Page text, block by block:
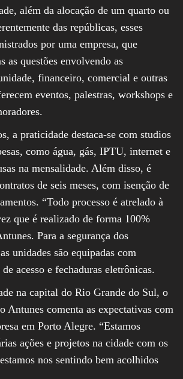
além da alocação de um quarto ou
das repúblicas, esses
por uma empresa, que
as questões envolvendo as
financeiro, comercial e outras
eventos, palestras, workshops e
a praticidade destaca-se com studios
como água, gás, IPTU, internet e
na mensalidade. Além disso, é
de seis meses, com isenção de
“Todo processo é atrelado à
que é realizado de forma 100%
Para a segurança dos
unidades são equipadas com
acesso e fechaduras eletrônicas.
na capital do Rio Grande do Sul, o
Antunes comenta as expectativas com
em Porto Alegre. “Estamos
ações e projetos na cidade com os
nos sentindo bem acolhidos